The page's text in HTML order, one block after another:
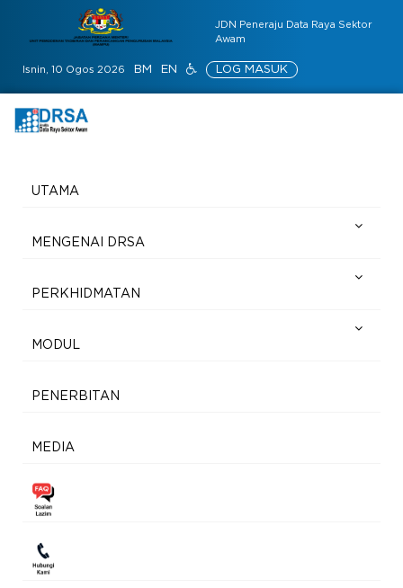
JDN Peneraju Data Raya Sektor
Awam
Isnin, 10 Ogos 2026 BM EN LOG MASUK
UTAMA
MENGENAI DRSA
PERKHIDMATAN
MODUL
PENERBITAN
MEDIA